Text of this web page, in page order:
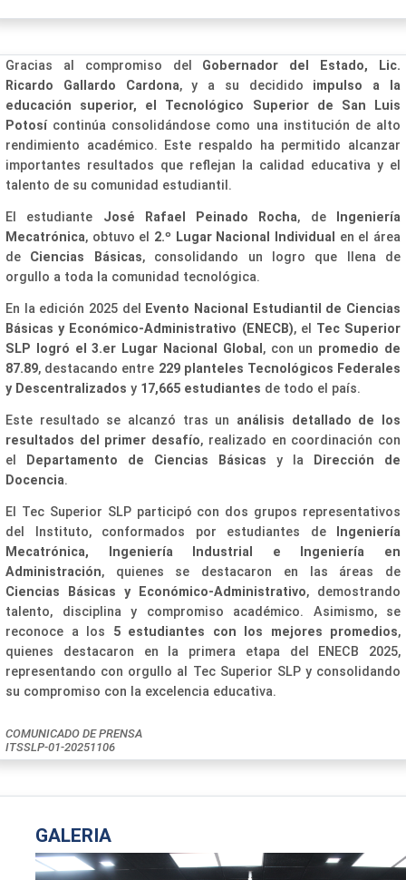
Gracias al compromiso del Gobernador del Estado, Lic.
Ricardo Gallardo Cardona, y a su decidido impulso a la
educación superior, el Tecnológico Superior de San Luis
Potosícontinúa consolidándose como una institución de alto
rendimiento académico. Este respaldo ha permitido alcanzar
importantes resultados que reflejan la calidad educativa y el
talento de su comunidad estudiantil.
El estudiante José Rafael Peinado Rocha, de Ingeniería
Mecatrónica, obtuvo el 2.º Lugar Nacional Individual en el área
de Ciencias Básicas, consolidando un logro que llena de
orgullo a toda la comunidad tecnológica.
En la edición 2025 del Evento Nacional Estudiantil de Ciencias
Básicas y Económico-Administrativo (ENECB), el Tec Superior
SLP logró el 3.er Lugar Nacional Global, con un promedio de
87.89, destacando entre 229 planteles Tecnológicos Federales
y Descentralizados y 17,665 estudiantes de todo el país.
Este resultado se alcanzó tras un análisis detallado de los
resultados del primer desafío, realizado en coordinación con
el Departamento de Ciencias Básicas y la Dirección de
Docencia.
El Tec Superior SLP participó con dos grupos representativos
del Instituto, conformados por estudiantes de Ingeniería
Mecatrónica, Ingeniería Industrial e Ingeniería en
Administración, quienes se destacaron en las áreas de
Ciencias Básicas y Económico-Administrativo, demostrando
talento, disciplina y compromiso académico. Asimismo, se
reconoce a los 5 estudiantes con los mejores promedios,
quienes destacaron en la primera etapa del ENECB 2025,
representando con orgullo al Tec Superior SLP y consolidando
su compromiso con la excelencia educativa.
COMUNICADO DE PRENSA
ITSSLP-01-20251106
GALERIA